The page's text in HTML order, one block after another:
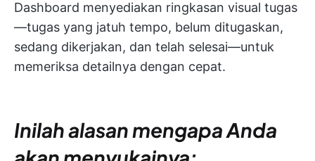
Dashboard menyediakan ringkasan visual tugas
—tugas yang jatuh tempo, belum ditugaskan,
sedang dikerjakan, dan telah selesai—untuk
memeriksa detailnya dengan cepat.
Inilah alasan mengapa Anda